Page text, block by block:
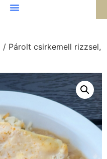
/ Párolt csirkemell rizzsel,